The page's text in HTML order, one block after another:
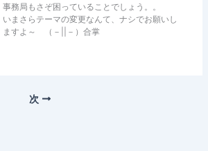
事務局もさぞ困っていることでしょう。。
いまさらテーマの変更なんて、ナシでお願いし
ますよ～ （－||－）合掌
次